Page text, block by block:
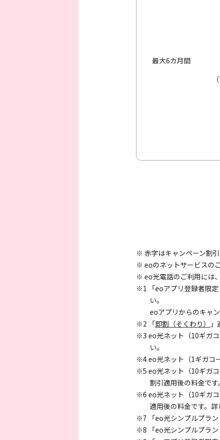
最大6カ月間
※ 赤字はキャンペーン割
※ eoのネットサービスの
※ eo光電話のご利用には
※1 「eoアプリ登録者限
い。
eoアプリからのキャ
※2 「即割（そくわり）
※3 eo光ネット（10ギガ
い。
※4 eo光ネット（1ギガコ
※5 eo光ネット（10ギガ
割引適用後の料金で
※6 eo光ネット（10ギガ
適用後の料金です。
※7 「eo光シンプルプラン
※8 「eo光シンプルプラ